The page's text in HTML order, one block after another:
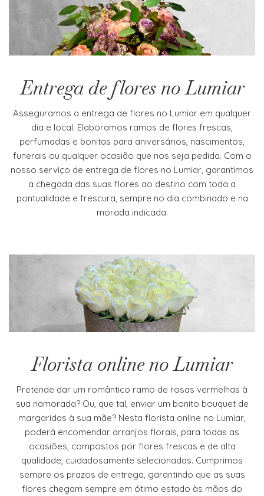
on
the
product
page
Entrega de flores no Lumiar
Asseguramos a entrega de flores no Lumiar em qualquer
dia e local. Elaboramos ramos de flores frescas,
perfumadas e bonitas para aniversários, nascimentos,
funerais ou qualquer ocasião que nos seja pedida. Com o
nosso serviço de entrega de flores no Lumiar, garantimos
a chegada das suas flores ao destino com toda a
pontualidade e frescura, sempre no dia combinado e na
morada indicada.
Florista online no Lumiar
Pretende dar um romântico ramo de rosas vermelhas à
sua namorada? Ou, que tal, enviar um bonito bouquet de
margaridas à sua mãe? Nesta florista online no Lumiar,
poderá encomendar arranjos florais, para todas as
ocasiões, compostos por flores frescas e de alta
qualidade, cuidadosamente selecionadas. Cumprimos
sempre os prazos de entrega, garantindo que as suas
flores chegam sempre em ótimo estado às mãos do